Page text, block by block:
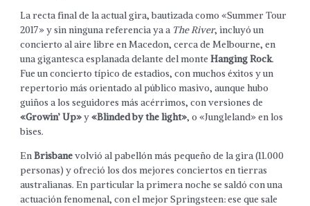
La recta final de la actual gira, bautizada como «Summer Tour
2017» y sin ninguna referencia ya a The River, incluyó un
concierto al aire libre en Macedon, cerca de Melbourne, en
una gigantesca esplanada delante del monteHanging Rock.
Fue un concierto típico de estadios, con muchos éxitos y un
repertorio más orientado al público masivo, aunque hubo
guiños a los seguidores más acérrimos, con versiones de
«Growin’ Up»y«Blinded by the light», o «Jungleland» en los
bises.
EnBrisbanevolvió al pabellón más pequeño de la gira (11.000
personas) y ofreció los dos mejores conciertos en tierras
australianas. En particular la primera noche se saldó con una
actuación fenomenal, con el mejor Springsteen: ese que sale